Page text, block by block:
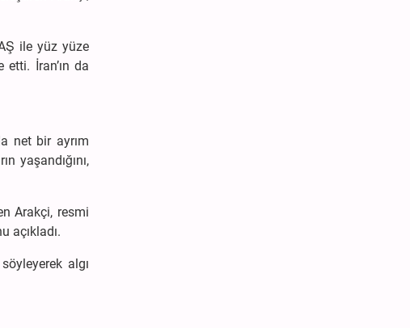
ile yüz yüze
İran’ın da
net bir ayrım
yaşandığını,
Arakçi, resmi
açıkladı.
algı